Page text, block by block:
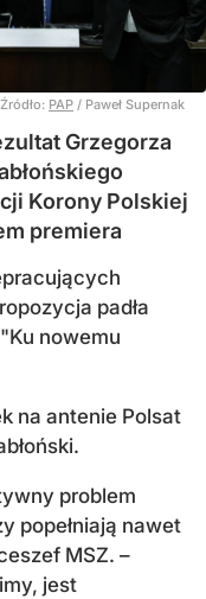
PAP / Paweł Supernak
Grzegorza
Korony Polskiej
premiera
padła
nowemu
na antenie Polsat
problem
popełniają nawet
MSZ. –
jest